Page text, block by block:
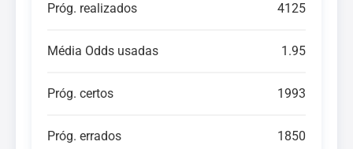
Próg. realizados 4125
Média Odds usadas 1.95
Próg. certos 1993
Próg. errados 1850